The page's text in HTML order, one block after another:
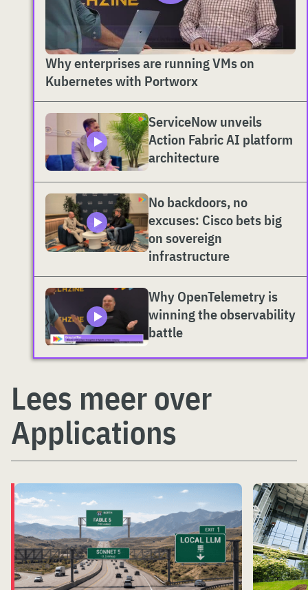
Why enterprises are running VMs on
Kubernetes with Portworx
ServiceNow unveils
Action Fabric AI platform
architecture
No backdoors, no
excuses: Cisco bets big
on sovereign
infrastructure
Why OpenTelemetry is
winning the observability
battle
Lees meer over
Applications